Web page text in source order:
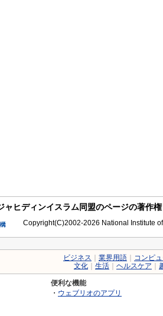
ャヒディンイスラム同盟のページの著作権
Copyright(C)2002-2026 National Institute
ビジネス 業界用語 コンピ
文化
生活 ヘルスケア
便利な機能
・ ウェブリオのアプリ